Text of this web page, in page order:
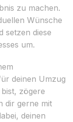
zu machen.
Wünsche
setzen diese
um.
deinen Umzug
zögere
dir gerne mit
deinen